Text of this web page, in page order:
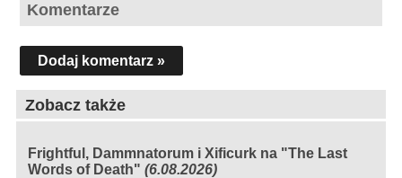
Komentarze
Dodaj komentarz »
Zobacz także
Frightful, Dammnatorum i Xificurk na "The Last
Words of Death" (6.08.2026)